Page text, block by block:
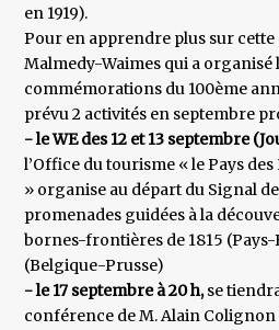
en 1919).
Pour en apprendre plus sur
Malmedy-Waimes qui a organisé
commémorations du 100ème
prévu 2 activités en septembre
- le WE des 12 et 13 septembre
l’Office du tourisme « le Pays
» organise au départ du Signal
promenades guidées à la
bornes-frontières de 1815 (Pays-
(Belgique-Prusse)
- le 17 septembre à 20 h,se
conférence de M. Alain Colignon